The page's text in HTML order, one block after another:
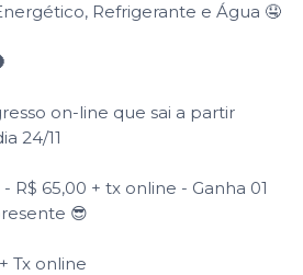
Refrigerante e Água 🤤
on-line que sai a partir
24/11
65,00 + tx online - Ganha 01
😎
Tx online